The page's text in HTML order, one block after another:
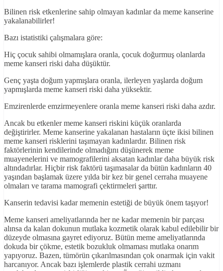
Bilinen risk etkenlerine sahip olmayan kadınlar da meme kanserine
yakalanabilirler!
Bazı istatistiki çalışmalara göre:
Hiç çocuk sahibi olmamışlara oranla, çocuk doğurmuş olanlarda
meme kanseri riski daha düşüktür.
Genç yaşta doğum yapmışlara oranla, ilerleyen yaşlarda doğum
yapmışlarda meme kanseri riski daha yüksektir.
Emzirenlerde emzirmeyenlere oranla meme kanseri riski daha azdır.
Ancak bu etkenler meme kanseri riskini küçük oranlarda
değiştirirler. Meme kanserine yakalanan hastaların üçte ikisi bilinen
meme kanseri risklerini taşımayan kadınlardır. Bilinen risk
faktörlerinin kendilerinde olmadığını düşünerek meme
muayenelerini ve mamografilerini aksatan kadınlar daha büyük risk
altındadırlar. Hiçbir risk faktörü taşımasalar da bütün kadınların 40
yaşından başlamak üzere yılda bir kez bir genel cerraha muayene
olmaları ve tarama mamografi çektirmeleri şarttır.
Kanserin tedavisi kadar memenin estetiği de büyük önem taşıyor!
Meme kanseri ameliyatlarında her ne kadar memenin bir parçası
alınsa da kalan dokunun mutlaka kozmetik olarak kabul edilebilir bir
düzeyde olmasına gayret ediyoruz. Bütün meme ameliyatlarında
dokuda bir çökme, estetik bozukluk olmaması mutlaka onarım
yapıyoruz. Bazen, tümörün çıkarılmasından çok onarmak için vakit
harcanıyor. Ancak bazı işlemlerde plastik cerrahi uzmanı